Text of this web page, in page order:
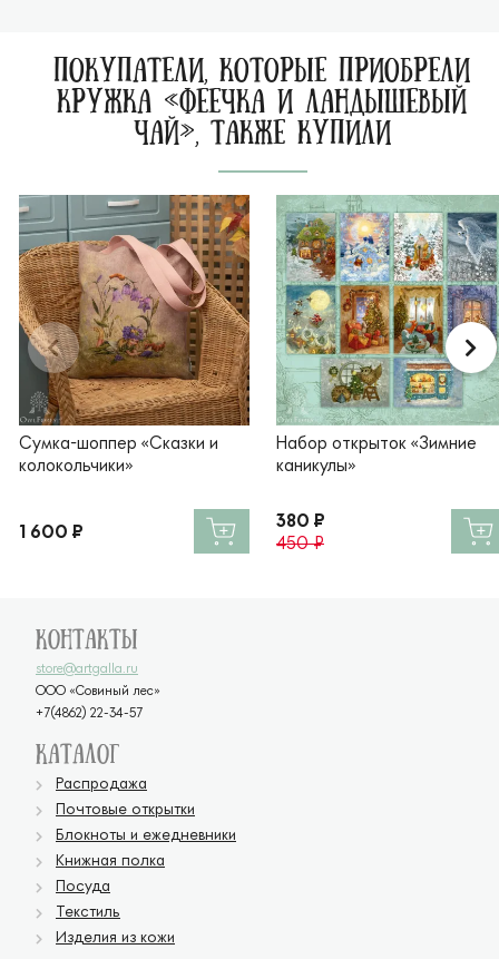
ПОКУПАТЕЛИ, КОТОРЫЕ ПРИОБРЕЛИ
КРУЖКА «ФЕЕЧКА И ЛАНДЫШЕВЫЙ
ЧАЙ», ТАКЖЕ КУПИЛИ
Сумка-шоппер «Сказки и
колокольчики»
1 600 ₽
Набор открыток «Зимние
каникулы»
380 ₽
450 ₽
Контакты
store@artgalla.ru
ООО «Совиный лес»
+7(4862) 22-34-57
Каталог
Распродажа
Почтовые открытки
Блокноты и ежедневники
Книжная полка
Посуда
Текстиль
Изделия из кожи